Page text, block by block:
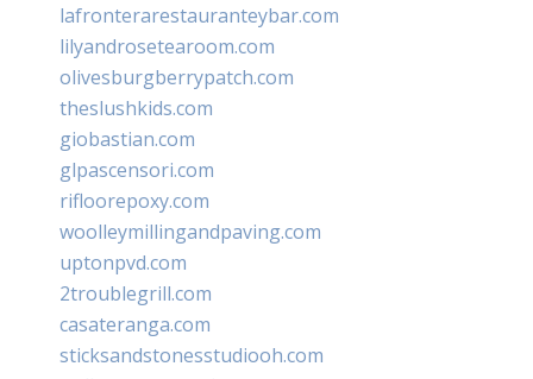
lafronterarestauranteybar.com
lilyandrosetearoom.com
olivesburgberrypatch.com
theslushkids.com
giobastian.com
glpascensori.com
rifloorepoxy.com
woolleymillingandpaving.com
uptonpvd.com
2troublegrill.com
casateranga.com
sticksandstonesstudiooh.com